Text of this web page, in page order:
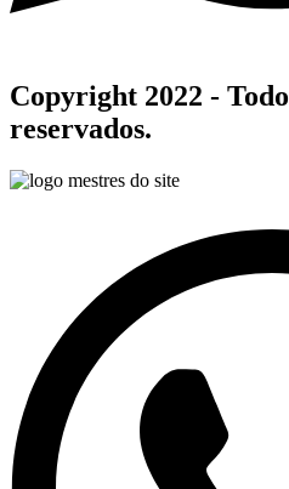
Copyright 2022 -
reservados.